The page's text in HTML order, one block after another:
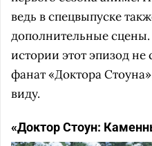
ведь в спецвыпуске
дополнительные
истории этот эпизод
фанат «Доктора
виду.
«Доктор Стоун: